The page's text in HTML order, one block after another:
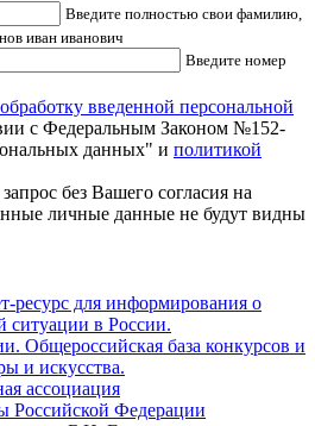
Введите полностью свои фамилию,
иван иванович
Введите номер
введенной персональной
с Федеральным Законом №152-
данных" и политикой
без Вашего согласия на
личные данные не будут видны